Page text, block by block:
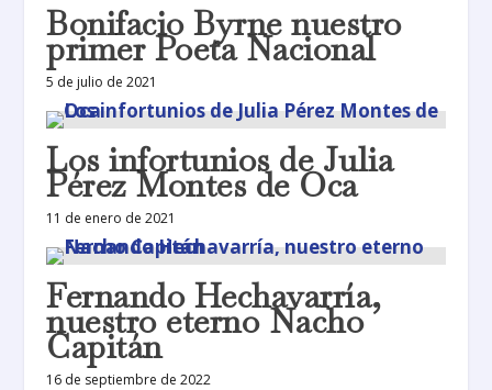
Bonifacio Byrne nuestro
primer Poeta Nacional
5 de julio de 2021
Los infortunios de Julia
Pérez Montes de Oca
11 de enero de 2021
Fernando Hechavarría,
nuestro eterno Nacho
Capitán
16 de septiembre de 2022